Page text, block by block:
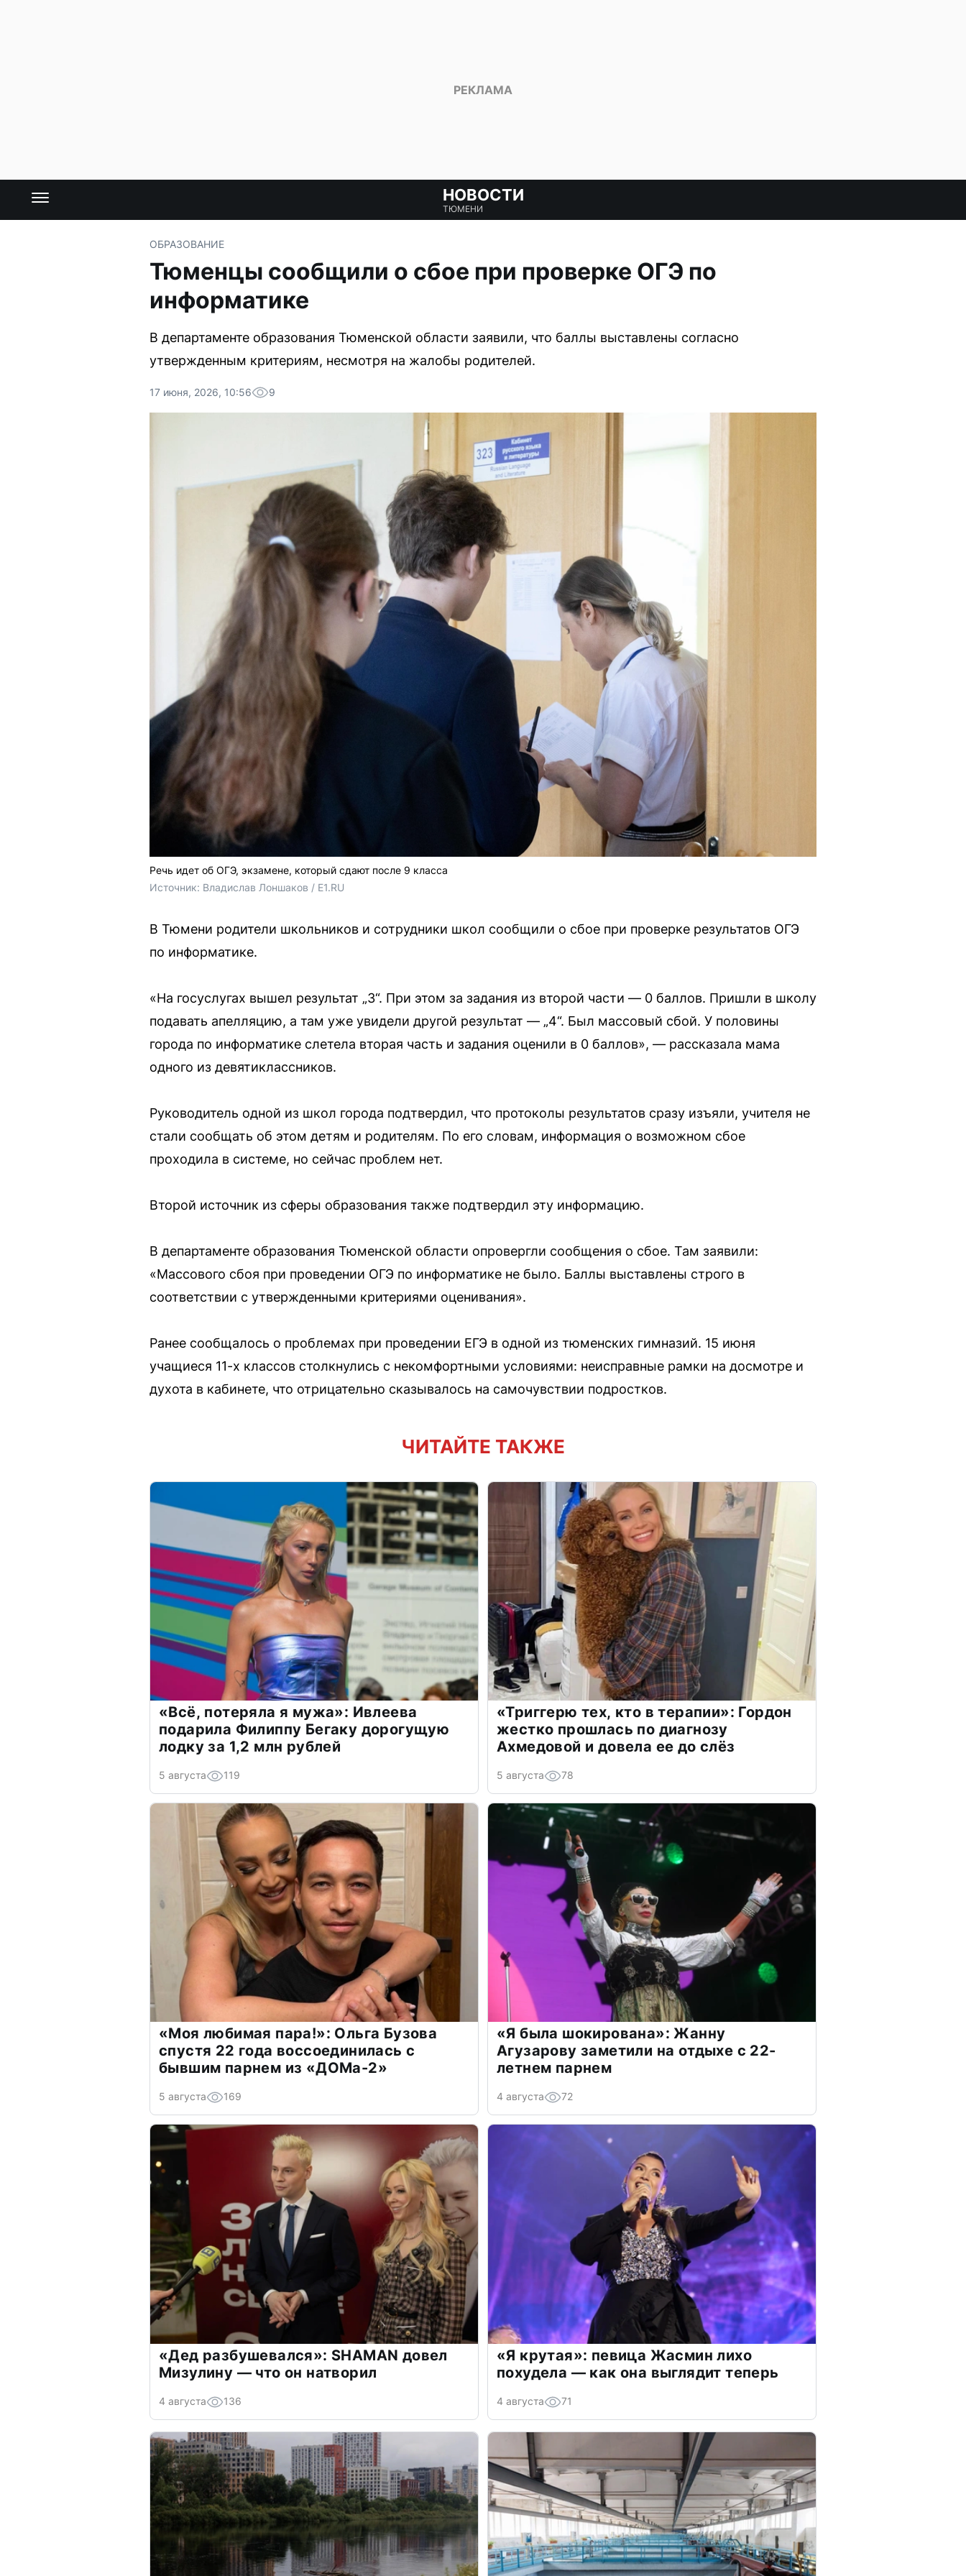
НОВОСТИ
ТЮМЕНИ
ОБРАЗОВАНИЕ
Тюменцы сообщили о сбое при проверке ОГЭ по
информатике
В департаменте образования Тюменской области заявили, что баллы выставлены согласно
утвержденным критериям, несмотря на жалобы родителей.
17 июня, 2026, 10:56 9
Речь идет об ОГЭ, экзамене, который сдают после 9 класса
Источник: Владислав Лоншаков / E1.RU
В Тюмени родители школьников и сотрудники школ сообщили о сбое при проверке результатов ОГЭ
по информатике.
«На госуслугах вышел результат „3“. При этом за задания из второй части — 0 баллов. Пришли в школу
подавать апелляцию, а там уже увидели другой результат — „4“. Был массовый сбой. У половины
города по информатике слетела вторая часть и задания оценили в 0 баллов», — рассказала мама
одного из девятиклассников.
Руководитель одной из школ города подтвердил, что протоколы результатов сразу изъяли, учителя не
стали сообщать об этом детям и родителям. По его словам, информация о возможном сбое
проходила в системе, но сейчас проблем нет.
Второй источник из сферы образования также подтвердил эту информацию.
В департаменте образования Тюменской области опровергли сообщения о сбое. Там заявили:
«Массового сбоя при проведении ОГЭ по информатике не было. Баллы выставлены строго в
соответствии с утвержденными критериями оценивания».
Ранее сообщалось о проблемах при проведении ЕГЭ в одной из тюменских гимназий. 15 июня
учащиеся 11-х классов столкнулись с некомфортными условиями: неисправные рамки на досмотре и
духота в кабинете, что отрицательно сказывалось на самочувствии подростков.
ЧИТАЙТЕ ТАКЖЕ
«Всё, потеряла я мужа»: Ивлеева
подарила Филиппу Бегаку дорогущую
лодку за 1,2 млн рублей
5 августа 119
«Триггерю тех, кто в терапии»: Гордон
жестко прошлась по диагнозу
Ахмедовой и довела ее до слёз
5 августа 78
«Моя любимая пара!»: Ольга Бузова
спустя 22 года воссоединилась с
бывшим парнем из «ДОМа-2»
5 августа 169
«Я была шокирована»: Жанну
Агузарову заметили на отдыхе с 22-
летнем парнем
4 августа 72
«Дед разбушевался»: SHAMAN довел
Мизулину — что он натворил
4 августа 136
«Я крутая»: певица Жасмин лихо
похудела — как она выглядит теперь
4 августа 71